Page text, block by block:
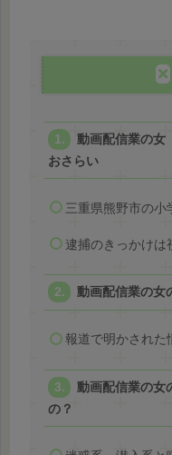
動画配信業の女
おさらい
三重県熊野市の小
逮捕のきっかけは
動画配信業の女
報道で明かされた
動画配信業の女
の？